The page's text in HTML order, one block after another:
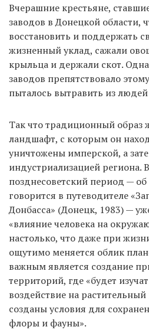
Вчерашние крестьяне,
заводов в Донецкой области,
восстановить и поддержать
жизненный уклад, сажали
крыльца и держали скот.
заводов препятствовало
пыталось вытравить из
Так что традиционный
ландшафт, с которым он
уничтожены имперской, а
индустриализацией региона.
позднесоветский период — об
говорится в путеводителе
Донбасса» (Донецк, 1983) —
«влияние человека на
настолько, что даже при
ощутимо меняется облик
важным является создание
территорий, где «будет
воздействие на
созданы условия для
флоры и фауны».